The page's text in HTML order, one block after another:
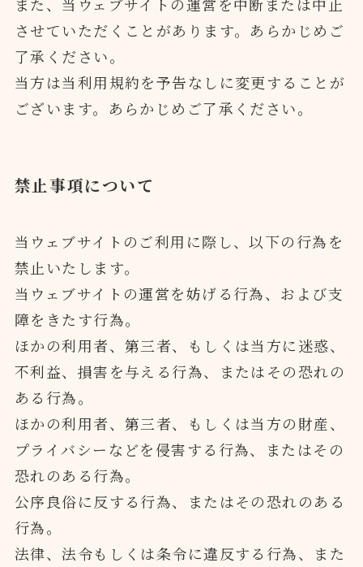
また、当ウェブサイトの運営を中断または中止
させていただくことがあります。あらかじめご
了承ください。
当方は当利用規約を予告なしに変更することが
ございます。あらかじめご了承ください。
禁止事項について
当ウェブサイトのご利用に際し、以下の行為を
禁止いたします。
当ウェブサイトの運営を妨げる行為、および支
障をきたす行為。
ほかの利用者、第三者、もしくは当方に迷惑、
不利益、損害を与える行為、またはその恐れの
ある行為。
ほかの利用者、第三者、もしくは当方の財産、
プライバシーなどを侵害する行為、またはその
恐れのある行為。
公序良俗に反する行為、またはその恐れのある
行為。
法律、法令もしくは条令に違反する行為、また